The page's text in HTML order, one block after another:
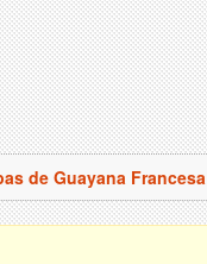
de Guayana Francesa